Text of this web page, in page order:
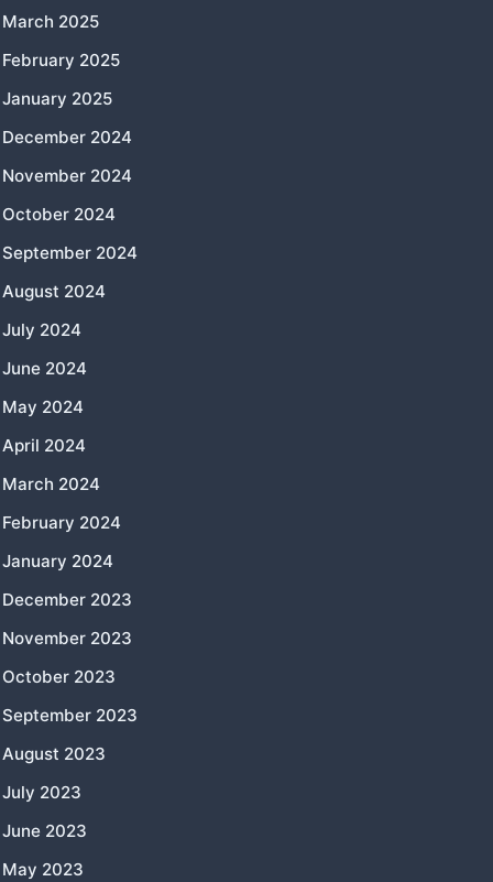
March 2025
February 2025
January 2025
December 2024
November 2024
October 2024
September 2024
August 2024
July 2024
June 2024
May 2024
April 2024
March 2024
February 2024
January 2024
December 2023
November 2023
October 2023
September 2023
August 2023
July 2023
June 2023
May 2023